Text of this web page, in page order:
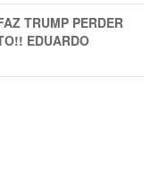
TRUMP PERDER
EDUARDO